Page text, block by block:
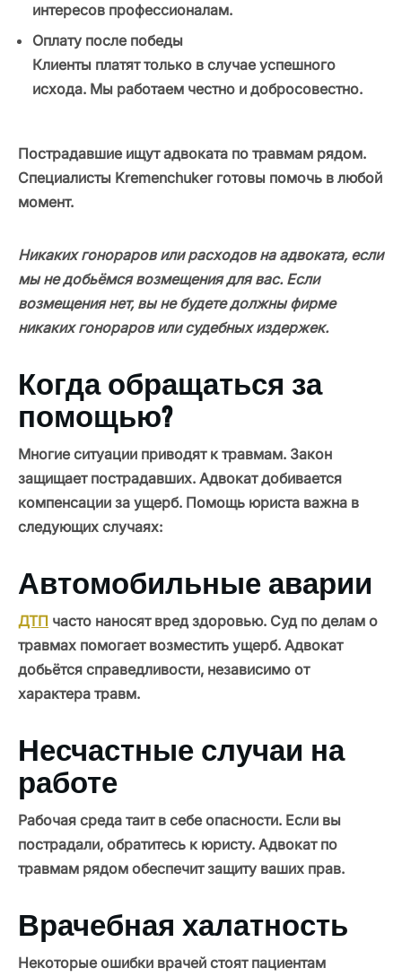
интересов профессионалам.
Оплату после победы
Клиенты платят только в случае успешного
исхода. Мы работаем честно и добросовестно.
Пострадавшие ищут адвоката по травмам рядом.
Специалисты Kremenchuker готовы помочь в любой
момент.
Никаких гонораров или расходов на адвоката, если
мы не добьёмся возмещения для вас. Если
возмещения нет, вы не будете должны фирме
никаких гонораров или судебных издержек.
Когда обращаться за
помощью?
Многие ситуации приводят к травмам. Закон
защищает пострадавших. Адвокат добивается
компенсации за ущерб. Помощь юриста важна в
следующих случаях:
Автомобильные аварии
ДТП часто наносят вред здоровью. Суд по делам о
травмах помогает возместить ущерб. Адвокат
добьётся справедливости, независимо от
характера травм.
Несчастные случаи на
работе
Рабочая среда таит в себе опасности. Если вы
пострадали, обратитесь к юристу. Адвокат по
травмам рядом обеспечит защиту ваших прав.
Врачебная халатность
Некоторые ошибки врачей стоят пациентам